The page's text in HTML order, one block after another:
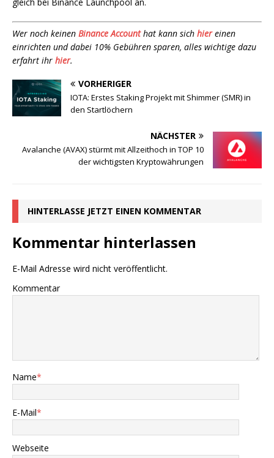
Wer noch keinen Binance Accounthat kann sich hiereinen
einrichten und dabei 10% Gebühren sparen, alles wichtige dazu
erfahrt ihr hier.
VORHERIGER
IOTA: Erstes Staking Projekt mit Shimmer (SMR) in
den Startlöchern
NÄCHSTER
Avalanche (AVAX) stürmt mit Allzeithoch in TOP 10
der wichtigsten Kryptowährungen
HINTERLASSE JETZT EINEN KOMMENTAR
Kommentar hinterlassen
E-Mail Adresse wird nicht veröffentlicht.
Kommentar
Name*
E-Mail*
Webseite